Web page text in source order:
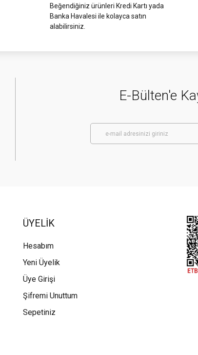
Beğendiğiniz ürünleri Kredi Kartı yada
Banka Havalesi ile kolayca satın
alabilirsiniz.
E-Bülten'e
ÜYELİK
Hesabım
Yeni Üyelik
Üye Girişi
Şifremi Unuttum
Sepetiniz